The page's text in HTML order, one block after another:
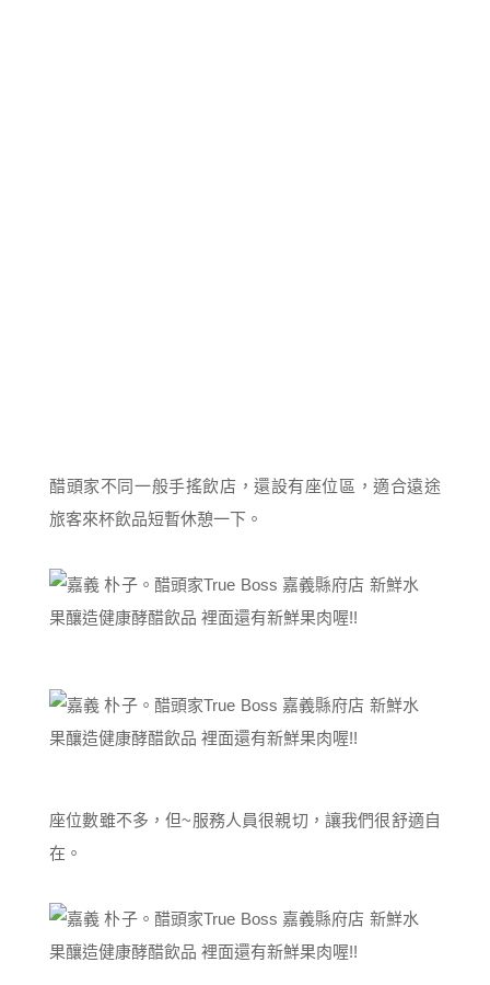
醋頭家不同一般手搖飲店，還設有座位區，適合遠途
旅客來杯飲品短暫休憩一下。
座位數雖不多，但~服務人員很親切，讓我們很舒適自
在。